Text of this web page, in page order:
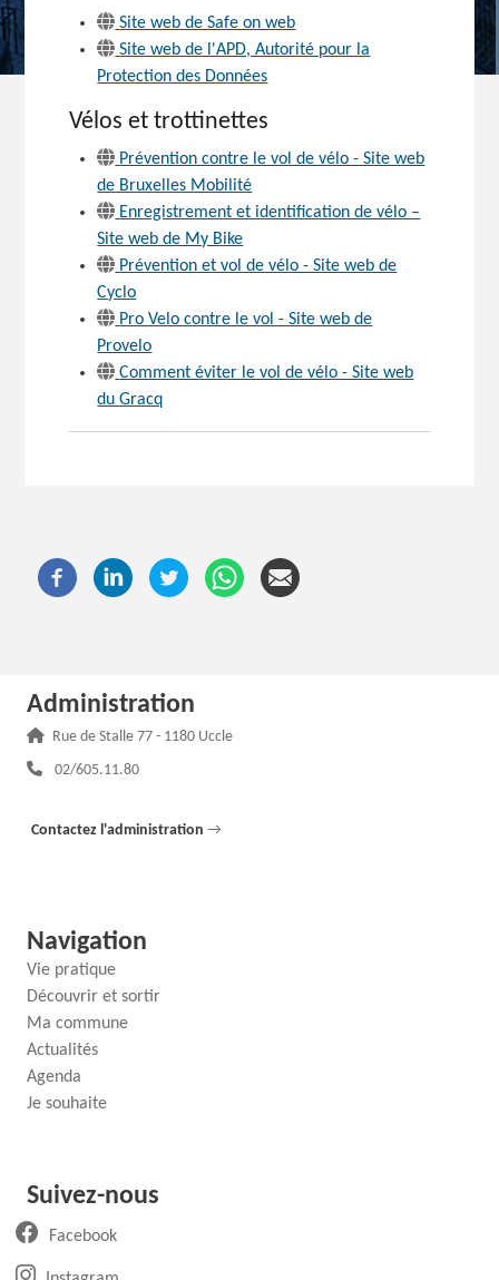
Site web de Safe on web
Site web de l'APD, Autorité pour la
Protection des Données
Vélos et trottinettes
Prévention contre le vol de vélo - Site web
de Bruxelles Mobilité
Enregistrement et identification de vélo –
Site web de My Bike
Prévention et vol de vélo - Site web de
Cyclo
Pro Velo contre le vol - Site web de
Provelo
Comment éviter le vol de vélo - Site web
du Gracq
Administration
Adresse :
Rue de Stalle 77 - 1180 Uccle
Téléphone :
02/605.11.80
Contactez l'administration →
Navigation
Vie pratique
Découvrir et sortir
Ma commune
Actualités
Agenda
Je souhaite
Suivez-nous
Facebook(ouvre un nouvel onglet)
(ouvre un nouvel onglet)